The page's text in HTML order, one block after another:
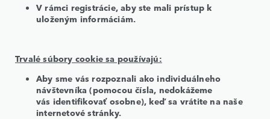
V rámci registrácie, aby ste mali prístup k
uloženým informáciám.
Trvalé súbory cookie sa používajú:
Aby sme vás rozpoznali ako individuálneho
návštevníka (pomocou čísla, nedokážeme
vás identifikovať osobne), keď sa vrátite na naše
internetové stránky.